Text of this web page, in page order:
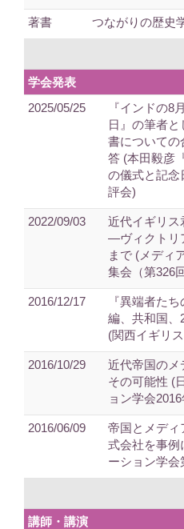
著書 つながりの歴史
学会発表
2025/05/25
『インドの8
日』の筆者
書についての
答 (本田毅彦
の儀式と記念
評会)
2022/09/03
近代イギリス
—ヴィクトリ
まで (メディ
集会（第326
2016/12/17
『異端者た
編、共和国、
(関西イギリ
2016/10/29
近代帝国のメ
その可能性 (
ョン学会
2016/06/09
帝国とメディ
式会社を事例
ーション学会
講師・講演